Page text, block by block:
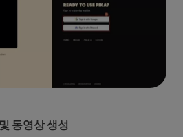
동영상 생성